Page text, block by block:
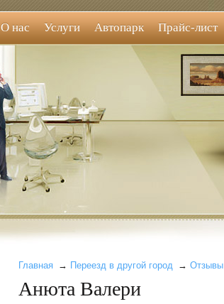
О нас Услуги Автопарк Прайс-лист
Главная → Переезд в другой город → Отзывы
Анюта Валери